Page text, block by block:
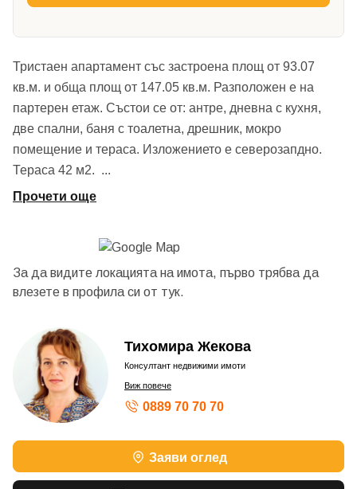
Тристаен апартамент със застроена площ от 93.07
кв.м. и обща площ от 147.05 кв.м. Разположен е на
партерен етаж. Състои се от: антре, дневна с кухня,
две спални, баня с тоалетна, дрешник, мокро
помещение и тераса. Изложението е северозапдно.
Тераса 42 м2. ...
Прочети още
За да видите локацията на имота, първо трябва да
влезете в профила си от тук.
Тихомира Жекова
Консултант недвижими имоти
Виж повече
0889 70 70 70
Заяви оглед